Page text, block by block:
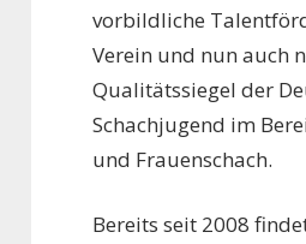
vorbildliche
Verein und nun auch
Qualitätssiegel der
Schachjugend im
und Frauenschach.
Bereits seit 2008